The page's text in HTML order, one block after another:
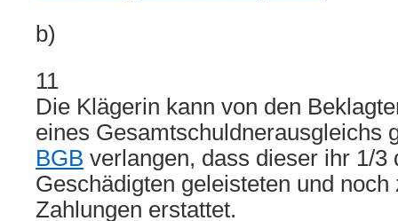
b)
11
Die Klägerin kann von den
eines Gesamtschuldnerausgleichs
BGB verlangen, dass dieser ihr 1/3
Geschädigten geleisteten und noch
Zahlungen erstattet.